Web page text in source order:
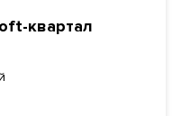
квартал